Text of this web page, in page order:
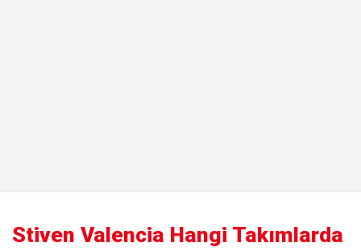
Stiven Valencia Hangi Takımlarda